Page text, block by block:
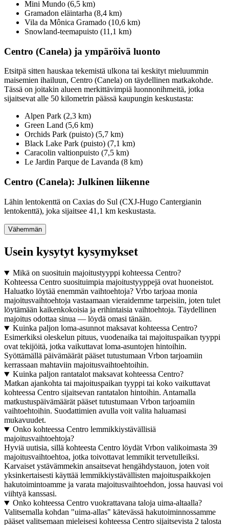
Mini Mundo (6,5 km)
Gramadon eläintarha (8,4 km)
Vila da Mônica Gramado (10,6 km)
Snowland-teemapuisto (11,1 km)
Centro (Canela) ja ympäröivä luonto
Etsitpä sitten hauskaa tekemistä ulkona tai keskityt mieluummin
maisemien ihailuun, Centro (Canela) on täydellinen matkakohde.
Tässä on joitakin alueen merkittävimpiä luonnonihmeitä, jotka
sijaitsevat alle 50 kilometrin päässä kaupungin keskustasta:
Alpen Park (2,3 km)
Green Land (5,6 km)
Orchids Park (puisto) (5,7 km)
Black Lake Park (puisto) (7,1 km)
Caracolin valtionpuisto (7,5 km)
Le Jardin Parque de Lavanda (8 km)
Centro (Canela): Julkinen liikenne
Lähin lentokenttä on Caxias do Sul (CXJ-Hugo Cantergianin
lentokenttä), joka sijaitsee 41,1 km keskustasta.
Vähemmän
Usein kysytyt kysymykset
Mikä on suosituin majoitustyyppi kohteessa Centro?
Kohteessa Centro suosituimpia majoitustyyppejä ovat huoneistot.
Haluatko löytää enemmän vaihtoehtoja? Vrbo tarjoaa monia
majoitusvaihtoehtoja vastaamaan vieraidemme tarpeisiin, joten tulet
löytämään kaikenkokoisia ja erihintaisia vaihtoehtoja. Täydellinen
majoitus odottaa sinua — löydä omasi tänään.
Kuinka paljon loma-asunnot maksavat kohteessa Centro?
Esimerkiksi oleskelun pituus, vuodenaika tai majoituspaikan tyyppi
ovat tekijöitä, jotka vaikuttavat loma-asuntojen hintoihin.
Syöttämällä päivämäärät pääset tutustumaan Vrbon tarjoamiin
kerrassaan mahtaviin majoitusvaihtoehtoihin.
Kuinka paljon rantatalot maksavat kohteessa Centro?
Matkan ajankohta tai majoituspaikan tyyppi tai koko vaikuttavat
kohteessa Centro sijaitsevan rantatalon hintoihin. Antamalla
matkustuspäivämäärät pääset tutustumaan Vrbon tarjoamiin
vaihtoehtoihin. Suodattimien avulla voit valita haluamasi
mukavuudet.
Onko kohteessa Centro lemmikkiystävällisiä
majoitusvaihtoehtoja?
Hyviä uutisia, sillä kohteesta Centro löydät Vrbon valikoimasta 39
majoitusvaihtoehtoa, jotka toivottavat lemmikit tervetulleiksi.
Karvaiset ystävämmekin ansaitsevat hengähdystauon, joten voit
yksinkertaisesti käyttää lemmikkiystävällisten majoituspaikkojen
hakutoimintoamme ja varata majoitusvaihtoehdon, jossa hauvasi voi
viihtyä kanssasi.
Onko kohteessa Centro vuokrattavana taloja uima-altaalla?
Valitsemalla kohdan "uima-allas" kätevässä hakutoiminnossamme
pääset valitsemaan mieleisesi kohteessa Centro sijaitsevista 2 talosta